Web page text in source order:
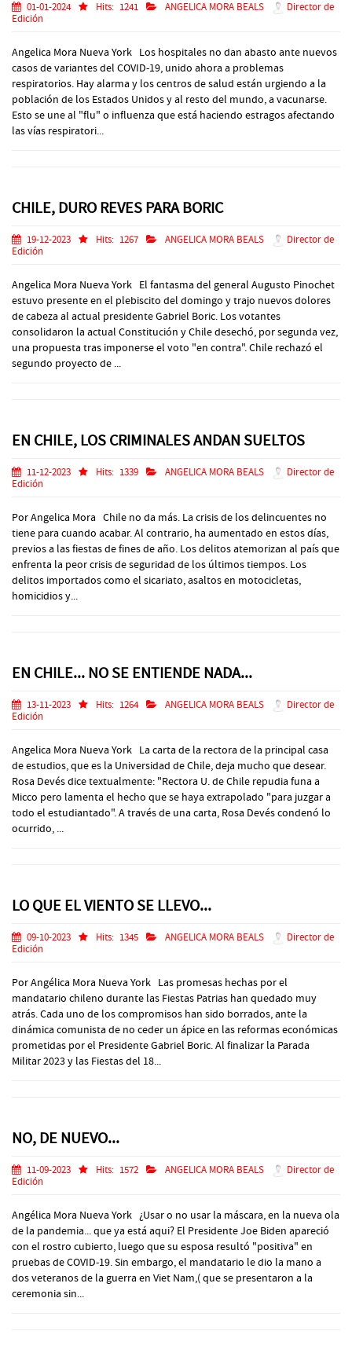
01-01-2024 Hits: 1241 ANGELICA MORA BEALS
Director de
Edición
Angelica Mora Nueva York Los hospitales no dan abasto ante nuevos
casos de variantes del COVID-19, unido ahora a problemas
respiratorios. Hay alarma y los centros de salud están urgiendo a la
población de los Estados Unidos y al resto del mundo, a vacunarse.
Esto se une al "flu" o influenza que está haciendo estragos afectando
las vías respiratori...
CHILE, DURO REVES PARA BORIC
19-12-2023 Hits: 1267 ANGELICA MORA BEALS
Director de
Edición
Angelica Mora Nueva York El fantasma del general Augusto Pinochet
estuvo presente en el plebiscito del domingo y trajo nuevos dolores
de cabeza al actual presidente Gabriel Boric. Los votantes
consolidaron la actual Constitución y Chile desechó, por segunda vez,
una propuesta tras imponerse el voto "en contra". Chile rechazó el
segundo proyecto de ...
EN CHILE, LOS CRIMINALES ANDAN SUELTOS
11-12-2023 Hits: 1339 ANGELICA MORA BEALS
Director de
Edición
Por Angelica Mora Chile no da más. La crisis de los delincuentes no
tiene para cuando acabar. Al contrario, ha aumentado en estos días,
previos a las fiestas de fines de año. Los delitos atemorizan al país que
enfrenta la peor crisis de seguridad de los últimos tiempos. Los
delitos importados como el sicariato, asaltos en motocicletas,
homicidios y...
EN CHILE... NO SE ENTIENDE NADA...
13-11-2023 Hits: 1264 ANGELICA MORA BEALS
Director de
Edición
Angelica Mora Nueva York La carta de la rectora de la principal casa
de estudios, que es la Universidad de Chile, deja mucho que desear.
Rosa Devés dice textualmente: "Rectora U. de Chile repudia funa a
Micco pero lamenta el hecho que se haya extrapolado "para juzgar a
todo el estudiantado". A través de una carta, Rosa Devés condenó lo
ocurrido, ...
LO QUE EL VIENTO SE LLEVO...
09-10-2023 Hits: 1345 ANGELICA MORA BEALS
Director de
Edición
Por Angélica Mora Nueva York Las promesas hechas por el
mandatario chileno durante las Fiestas Patrias han quedado muy
atrás. Cada uno de los compromisos han sido borrados, ante la
dinámica comunista de no ceder un ápice en las reformas económicas
prometidas por el Presidente Gabriel Boric. Al finalizar la Parada
Militar 2023 y las Fiestas del 18...
NO, DE NUEVO...
11-09-2023 Hits: 1572 ANGELICA MORA BEALS
Director de
Edición
Angélica Mora Nueva York ¿Usar o no usar la máscara, en la nueva ola
de la pandemia... que ya está aqui? El Presidente Joe Biden apareció
con el rostro cubierto, luego que su esposa resultó "positiva" en
pruebas de COVID-19. Sin embargo, el mandatario le dio la mano a
dos veteranos de la guerra en Viet Nam,( que se presentaron a la
ceremonia sin...